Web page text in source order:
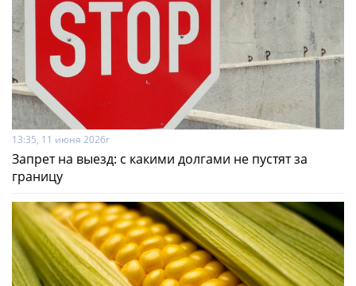
13:35, 11 июня 2026г
Запрет на выезд: с какими долгами не пустят за
границу